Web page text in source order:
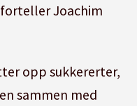
Joachim
opp sukkererter,
sammen med